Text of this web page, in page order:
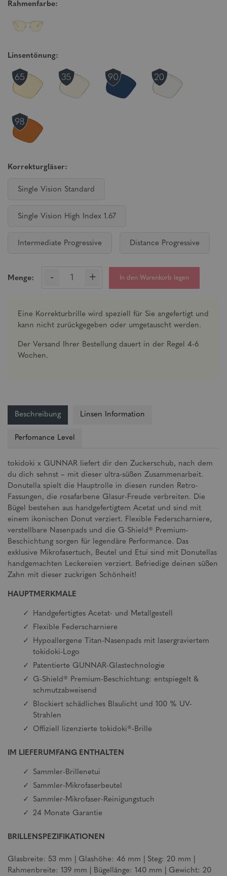
Rahmenfarbe:
Linsentönung:
Korrekturgläser:
Single Vision Standard
Single Vision High Index 1.67
Intermediate Progressive Distance Progressive
Menge: - + In den Warenkorb legen
Eine Korrekturbrille wird speziell für Sie angefertigt und
kann nicht zurückgegeben oder umgetauscht werden.
Der Versand Ihrer Bestellung dauert in der Regel 4-6
Wochen.
Beschreibung Linsen Information
Perfomance Level
tokidoki x GUNNAR liefert dir den Zuckerschub, nach dem
du dich sehnst – mit dieser ultra-süßen Zusammenarbeit.
Donutella spielt die Hauptrolle in diesen runden Retro-
Fassungen, die rosafarbene Glasur-Freude verbreiten. Die
Bügel bestehen aus handgefertigtem Acetat und sind mit
einem ikonischen Donut verziert. Flexible Federscharniere,
verstellbare Nasenpads und die G-Shield® Premium-
Beschichtung sorgen für legendäre Performance. Das
exklusive Mikrofasertuch, Beutel und Etui sind mit Donutellas
handgemachten Leckereien verziert. Befriedige deinen süßen
Zahn mit dieser zuckrigen Schönheit!
HAUPTMERKMALE
Handgefertigtes Acetat- und Metallgestell
Flexible Federscharniere
Hypoallergene Titan-Nasenpads mit lasergraviertem
tokidoki-Logo
Patentierte GUNNAR-Glastechnologie
G-Shield® Premium-Beschichtung: entspiegelt &
schmutzabweisend
Blockiert schädliches Blaulicht und 100 % UV-
Strahlen
Offiziell lizenzierte tokidoki®-Brille
IM LIEFERUMFANG ENTHALTEN
Sammler-Brillenetui
Sammler-Mikrofaserbeutel
Sammler-Mikrofaser-Reinigungstuch
24 Monate Garantie
BRILLENSPEZIFIKATIONEN
Glasbreite: 53 mm | Glashöhe: 46 mm | Steg: 20 mm |
Rahmenbreite: 139 mm | Bügellänge: 140 mm | Gewicht: 20